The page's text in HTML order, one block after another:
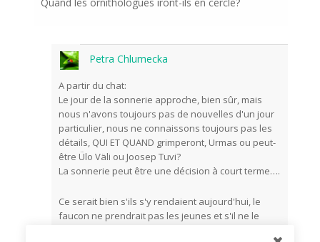
Quand les ornithologues iront-ils en cercle?
Petra Chlumecka
A partir du chat:
Le jour de la sonnerie approche, bien sûr, mais
nous n'avons toujours pas de nouvelles d'un jour
particulier, nous ne connaissons toujours pas les
détails, QUI ET QUAND grimperont, Urmas ou peut-
être Ülo Väli ou Joosep Tuvi?
La sonnerie peut être une décision à court terme….
Ce serait bien s'ils s'y rendaient aujourd'hui, le
faucon ne prendrait pas les jeunes et s'il ne le